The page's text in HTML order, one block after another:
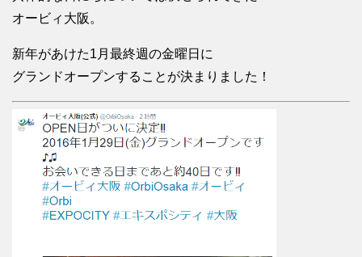
オービィ大阪。
新年があけた1月最終週の金曜日に
グランドオープンすることが決まりました！